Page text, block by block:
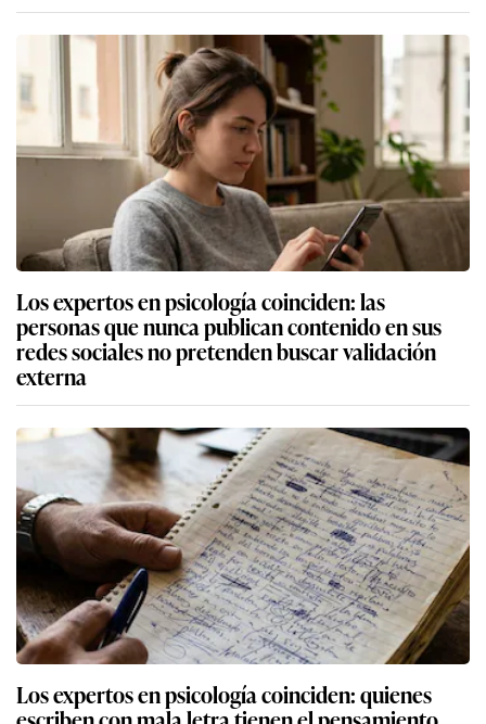
Los expertos en psicología coinciden: las
personas que nunca publican contenido en sus
redes sociales no pretenden buscar validación
externa
Los expertos en psicología coinciden: quienes